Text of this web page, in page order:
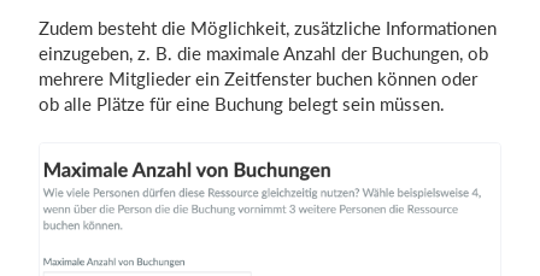
Zudem besteht die Möglichkeit, zusätzliche Informationen
einzugeben, z. B. die maximale Anzahl der Buchungen, ob
mehrere Mitglieder ein Zeitfenster buchen können oder
ob alle Plätze für eine Buchung belegt sein müssen.